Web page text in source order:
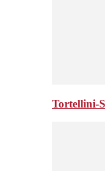
Tortellini-